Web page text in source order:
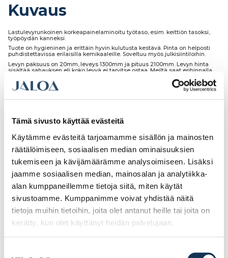
Tämä sivusto käyttää evästeitä
Käytämme evästeitä tarjoamamme sisällön ja mainosten
räätälöimiseen, sosiaalisen median ominaisuuksien
tukemiseen ja kävijämäärämme analysoimiseen. Lisäksi
jaamme sosiaalisen median, mainosalan ja analytiikka-
alan kumppaneillemme tietoja siitä, miten käytät
sivustoamme. Kumppanimme voivat yhdistää näitä
tietoja muihin tietoihin, joita olet antanut heille tai joita on
kerätty, kun olet käyttänyt heidän palvelujaan.
Kuvaus
Lastulevyrunkoinen korkeapainelaminoitu työtaso, esim. keittiön tasoksi,
työpöydän kanneksi.
Tuote on hygieninen ja erittäin hyvin kulutusta kestävä. Pinta on helposti
puhdistettavissa erilaisilla kemikaaleille. Soveltuu myös julkisiintiloihin.
Levyn paksuus on 20mm, leveys 1300mm ja pituus 2100mm. Levyn hinta
sisältää sahauksen eli koko levyä ei tarvitse ostaa. Meiltä saat erihinnalla
Tutustu myös